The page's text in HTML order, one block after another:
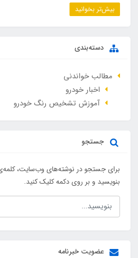
بیش‌تر بخوانید
دسته‌بندی
مطالب خواندنی
اخبار خودرو
آموزش تشخیص رنگ خودرو
جستجو
برای جستجو در نوشته‌های وب‌سایت،
بنویسید و بر روی دکمه کلیک کنید.
عضویت خبرنامه